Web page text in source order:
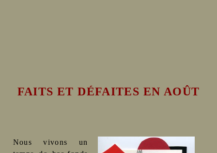
FAITS ET DÉFAITES EN AOÛT
Nous vivons un